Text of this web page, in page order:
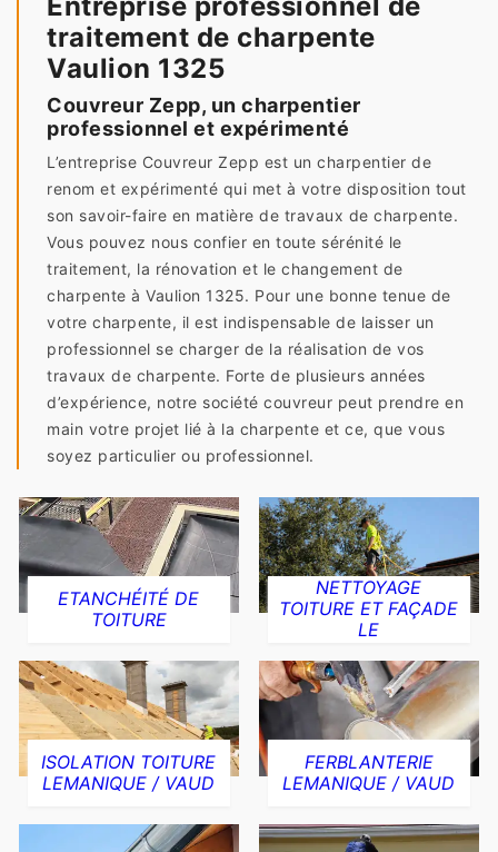
traitement de charpente
Vaulion 1325
Couvreur Zepp, un charpentier
professionnel et expérimenté
L’entreprise Couvreur Zepp est un charpentier de
renom et expérimenté qui met à votre disposition tout
son savoir-faire en matière de travaux de charpente.
Vous pouvez nous confier en toute sérénité le
traitement, la rénovation et le changement de
charpente à Vaulion 1325. Pour une bonne tenue de
votre charpente, il est indispensable de laisser un
professionnel se charger de la réalisation de vos
travaux de charpente. Forte de plusieurs années
d’expérience, notre société couvreur peut prendre en
main votre projet lié à la charpente et ce, que vous
soyez particulier ou professionnel.
ETANCHÉITÉ DE
TOITURE
NETTOYAGE
TOITURE ET FAÇADE
LE
ISOLATION TOITURE
LEMANIQUE / VAUD
FERBLANTERIE
LEMANIQUE / VAUD